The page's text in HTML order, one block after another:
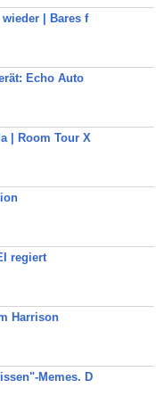
| Bares f
Echo Auto
| Room Tour X
regiert
Harrison
Memes. D